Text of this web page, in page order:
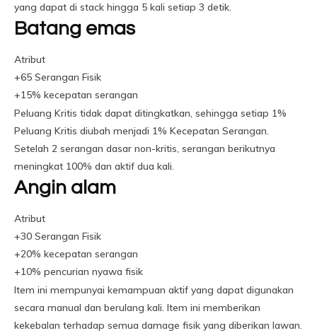
yang dapat di stack hingga 5 kali setiap 3 detik.
Batang emas
Atribut
+65 Serangan Fisik
+15% kecepatan serangan
Peluang Kritis tidak dapat ditingkatkan, sehingga setiap 1%
Peluang Kritis diubah menjadi 1% Kecepatan Serangan.
Setelah 2 serangan dasar non-kritis, serangan berikutnya
meningkat 100% dan aktif dua kali.
Angin alam
Atribut
+30 Serangan Fisik
+20% kecepatan serangan
+10% pencurian nyawa fisik
Item ini mempunyai kemampuan aktif yang dapat digunakan
secara manual dan berulang kali. Item ini memberikan
kekebalan terhadap semua damage fisik yang diberikan lawan.